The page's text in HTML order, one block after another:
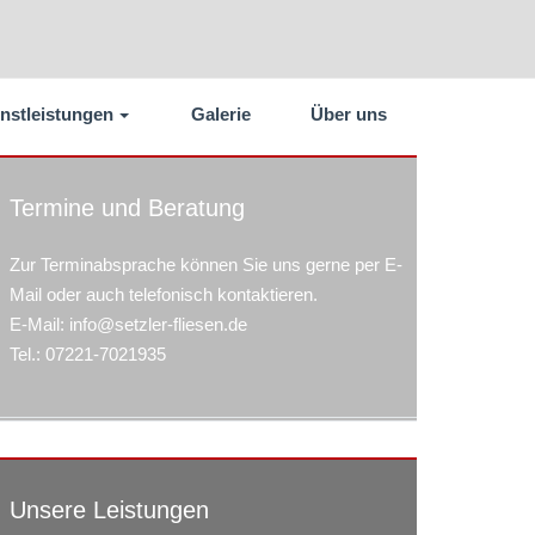
Galerie Über uns
Termine und Beratung
Zur Terminabsprache können Sie uns gerne per E-
Mail oder auch telefonisch kontaktieren.
E-Mail: info@setzler-fliesen.de
Tel.: 07221-7021935
Unsere Leistungen